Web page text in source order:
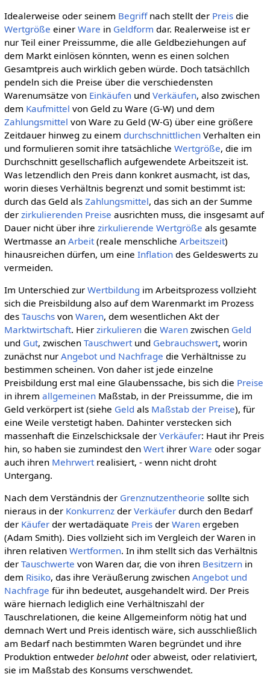
Idealerweise oder seinem Begriffnach stellt der Preisdie
Wertgröße einer Ware in Geldform dar. Realerweise ist er
nur Teil einer Preissumme, die alle Geldbeziehungen auf
dem Markt einlösen könnten, wenn es einen solchen
Gesamtpreis auch wirklich geben würde. Doch tatsächllch
pendeln sich die Preise über die verschiedensten
Warenumsätze von Einkäufenund Verkäufen, also zwischen
dem Kaufmittel von Geld zu Ware (G-W) und dem
Zahlungsmittel von Ware zu Geld (W-G) über eine größere
Zeitdauer hinweg zu einem durchschnittlichenVerhalten ein
und formulieren somit ihre tatsächliche Wertgröße, die im
Durchschnitt gesellschaflich aufgewendete Arbeitszeit ist.
Was letzendlich den Preis dann konkret ausmacht, ist das,
worin dieses Verhältnis begrenzt und somit bestimmt ist:
durch das Geld als Zahlungsmittel, das sich an der Summe
der zirkulierenden Preise ausrichten muss, die insgesamt auf
Dauer nicht über ihre zirkulierende Wertgröße als gesamte
Wertmasse an Arbeit(reale menschliche Arbeitszeit)
hinausreichen dürfen, um eine Inflationdes Geldeswerts zu
vermeiden.
Im Unterschied zur Wertbildung im Arbeitsprozess vollzieht
sich die Preisbildung also auf dem Warenmarkt im Prozess
des Tauschsvon Waren, dem wesentlichen Akt der
Marktwirtschaft. Hier zirkulierendie Warenzwischen Geld
und Gut, zwischen Tauschwertund Gebrauchswert, worin
zunächst nur Angebot und Nachfrage die Verhältnisse zu
bestimmen scheinen. Von daher ist jede einzelne
Preisbildung erst mal eine Glaubenssache, bis sich die Preise
in ihrem allgemeinenMaßstab, in der Preissumme, die im
Geld verkörpert ist (siehe Geld als Maßstab der Preise), für
eine Weile verstetigt haben. Dahinter verstecken sich
massenhaft die Einzelschicksale der Verkäufer: Haut ihr Preis
hin, so haben sie zumindest den Wertihrer Ware oder sogar
auch ihren Mehrwertrealisiert, - wenn nicht droht
Untergang.
Nach dem Verständnis der Grenznutzentheorie sollte sich
nieraus in der Konkurrenzder Verkäuferdurch den Bedarf
der Käuferder wertadäquate Preisder Warenergeben
(Adam Smith). Dies vollzieht sich im Vergleich der Waren in
ihren relativen Wertformen. In ihm stellt sich das Verhältnis
der Tauschwerte von Waren dar, die von ihren Besitzernin
dem Risiko, das ihre Veräußerung zwischen Angebot und
Nachfrage für ihn bedeutet, ausgehandelt wird. Der Preis
wäre hiernach lediglich eine Verhältniszahl der
Tauschrelationen, die keine Allgemeinform nötig hat und
demnach Wert und Preis identisch wäre, sich ausschließlich
am Bedarf nach bestimmten Waren begründet und ihre
Produktion entweder belohntoder abweist, oder relativiert,
sie im Maßstab des Konsums verschwendet.